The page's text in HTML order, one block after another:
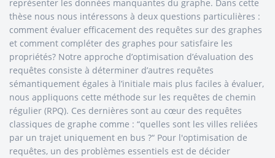
représenter les données manquantes du graphe. Dans cette
thèse nous nous intéressons à deux questions particulières :
comment évaluer efficacement des requêtes sur des graphes
et comment compléter des graphes pour satisfaire les
propriétés? Notre approche d’optimisation d’évaluation des
requêtes consiste à déterminer d’autres requêtes
sémantiquement égales à l’initiale mais plus faciles à évaluer,
nous appliquons cette méthode sur les requêtes de chemin
régulier (RPQ). Ces dernières sont au cœur des requêtes
classiques de graphe comme : “quelles sont les villes reliées
par un trajet uniquement en bus ?“ Pour l'optimisation de
requêtes, un des problèmes essentiels est de décider